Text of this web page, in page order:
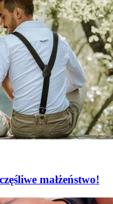
małżeństwo!